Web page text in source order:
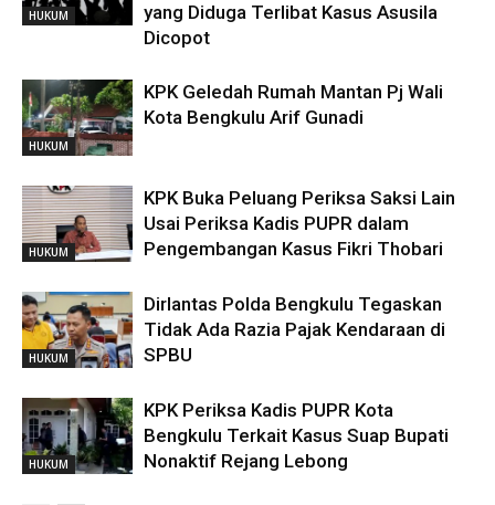
HUKUM
yang Diduga Terlibat Kasus Asusila
Dicopot
HUKUM
KPK Geledah Rumah Mantan Pj Wali
Kota Bengkulu Arif Gunadi
HUKUM
KPK Buka Peluang Periksa Saksi Lain
Usai Periksa Kadis PUPR dalam
Pengembangan Kasus Fikri Thobari
HUKUM
Dirlantas Polda Bengkulu Tegaskan
Tidak Ada Razia Pajak Kendaraan di
SPBU
HUKUM
KPK Periksa Kadis PUPR Kota
Bengkulu Terkait Kasus Suap Bupati
Nonaktif Rejang Lebong